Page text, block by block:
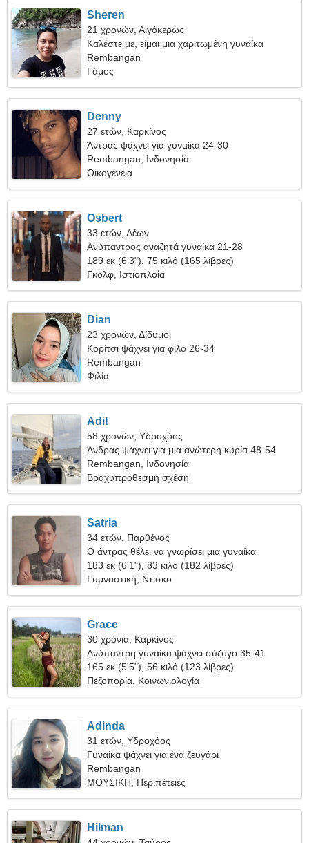
Sheren
21 χρονών, Αιγόκερως
Καλέστε με, είμαι μια χαριτωμένη γυναίκα
Rembangan
Γάμος
Denny
27 ετών, Καρκίνος
Άντρας ψάχνει για γυναίκα 24-30
Rembangan, Ινδονησία
Οικογένεια
Osbert
33 ετών, Λέων
Ανύπαντρος αναζητά γυναίκα 21-28
189 εκ (6'3"), 75 κιλό (165 λίβρες)
Γκολφ, Ιστιοπλοΐα
Dian
23 χρονών, Δίδυμοι
Κορίτσι ψάχνει για φίλο 26-34
Rembangan
Φιλία
Adit
58 χρονών, Υδροχόος
Άνδρας ψάχνει για μια ανώτερη κυρία 48-54
Rembangan, Ινδονησία
Βραχυπρόθεσμη σχέση
Satria
34 ετών, Παρθένος
Ο άντρας θέλει να γνωρίσει μια γυναίκα
183 εκ (6'1"), 83 κιλό (182 λίβρες)
Γυμναστική, Ντίσκο
Grace
30 χρόνια, Καρκίνος
Ανύπαντρη γυναίκα ψάχνει σύζυγο 35-41
165 εκ (5'5"), 56 κιλό (123 λίβρες)
Πεζοπορία, Κοινωνιολογία
Adinda
31 ετών, Υδροχόος
Γυναίκα ψάχνει για ένα ζευγάρι
Rembangan
ΜΟΥΣΙΚΗ, Περιπέτειες
Hilman